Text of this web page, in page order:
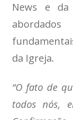
News e da
da Igreja.
“O fato de
todos nós,